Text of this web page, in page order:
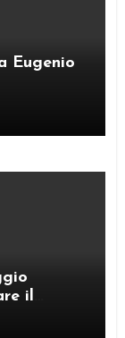
Eugenio
il